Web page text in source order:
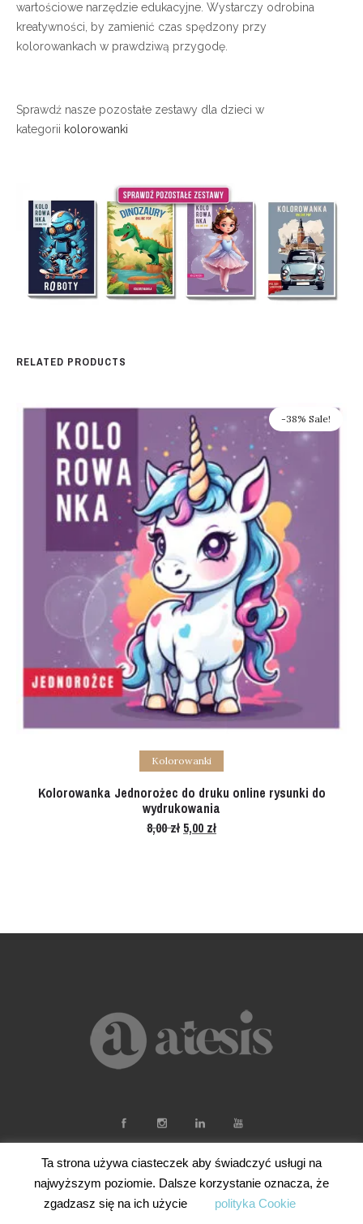
wartościowe narzędzie edukacyjne. Wystarczy odrobina
kreatywności, by zamienić czas spędzony przy
kolorowankach w prawdziwą przygodę.
Sprawdź nasze pozostałe zestawy dla dzieci w
kategorii kolorowanki
RELATED PRODUCTS
-38% Sale!
Add to cart
Kolorowanki
Kolorowanka Jednorożec do druku online rysunki do
wydrukowania
8,00zł Original
price
5,00 złCurrent
price
Ta strona używa ciasteczek aby świadczyć usługi na
najwyższym poziomie. Dalsze korzystanie oznacza, że
zgadzasz się na ich użycie
polityka Cookie